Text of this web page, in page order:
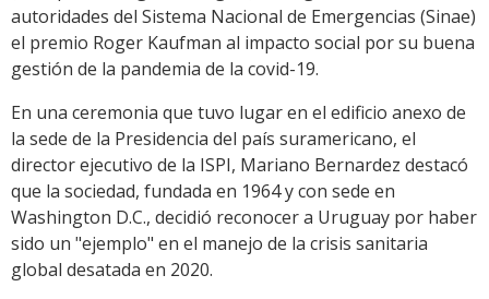
autoridades del Sistema Nacional de Emergencias (Sinae)
el premio Roger Kaufman al impacto social por su buena
gestión de la pandemia de la covid-19.
En una ceremonia que tuvo lugar en el edificio anexo de
la sede de la Presidencia del país suramericano, el
director ejecutivo de la ISPI, Mariano Bernardez destacó
que la sociedad, fundada en 1964 y con sede en
Washington D.C., decidió reconocer a Uruguay por haber
sido un "ejemplo" en el manejo de la crisis sanitaria
global desatada en 2020.